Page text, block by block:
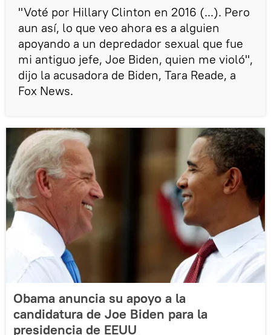
"Voté por Hillary Clinton en 2016 (...). Pero
aun así, lo que veo ahora es a alguien
apoyando a un depredador sexual que fue
mi antiguo jefe, Joe Biden, quien me violó",
dijo la acusadora de Biden, Tara Reade, a
Fox News.
Obama anuncia su apoyo a la
candidatura de Joe Biden para la
presidencia de EEUU